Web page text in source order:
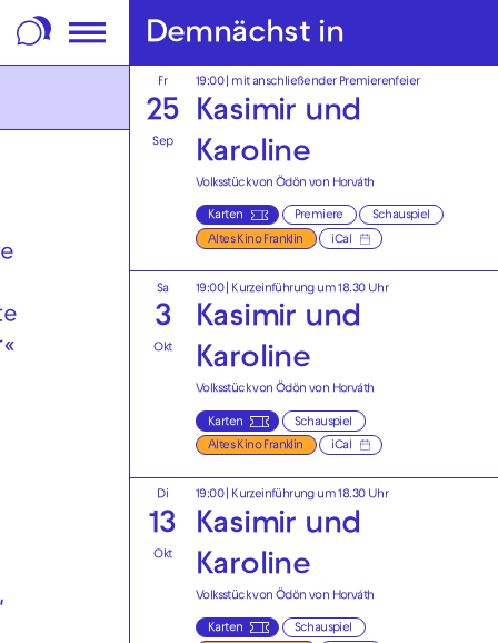
Footer springen
Demnächst in
Fr
25
Sep
19:00| mit anschließender Premierenfeier
Kasimir und
Karoline
Volksstück von Ödön von Horváth
Karten Premiere Schauspiel
Altes Kino Franklin iCal
Sa
3
Okt
19:00| Kurzeinführung um 18.30 Uhr
Kasimir und
Karoline
Volksstück von Ödön von Horváth
Karten Schauspiel
Altes Kino Franklin iCal
Di
13
Okt
19:00| Kurzeinführung um 18.30 Uhr
Kasimir und
Karoline
Volksstück von Ödön von Horváth
Karten Schauspiel